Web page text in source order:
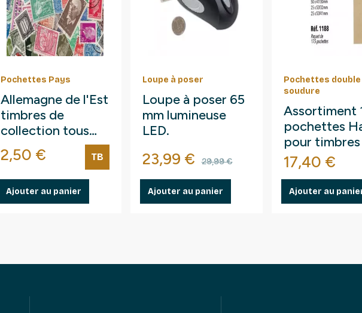
Pochettes Pays
Allemagne de l'Est
timbres de
collection tous
différents.
Prix
2,50 € TB
Ajouter au panier
Loupe à poser
Loupe à poser 65
mm lumineuse
LED.
Prix
23,99 € Prix de base
29,99 €
Ajouter au panier
Pochettes double
soudure
Assortiment
pochettes
pour
France.
Prix
17,40 €
Ajouter au